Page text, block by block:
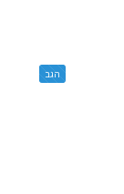
הגב